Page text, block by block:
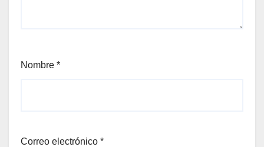
Nombre *
Correo electrónico *